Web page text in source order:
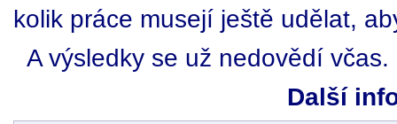
kolik práce musejí ještě udělat,
A výsledky se už nedovědí včas.
Další